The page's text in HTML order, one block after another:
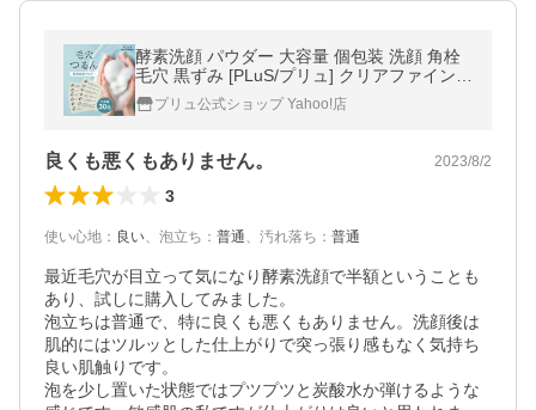
酵素洗顔 パウダー 大容量 個包装 洗顔 角栓
毛穴 黒ずみ [PLuS/プリュ] クリアファイン
ポアウォッシュパウダー 30包入
プリュ公式ショップ Yahoo!店
良くも悪くもありません。 2023/8/2
3
使い心地 ： 良い、 泡立ち ： 普通、 汚れ落ち ： 普通
最近毛穴が目立って気になり酵素洗顔で半額ということも
あり、試しに購入してみました。
泡立ちは普通で、特に良くも悪くもありません。洗顔後は
肌的にはツルッとした仕上がりで突っ張り感もなく気持ち
良い肌触りです。
泡を少し置いた状態ではプツプツと炭酸水か弾けるような